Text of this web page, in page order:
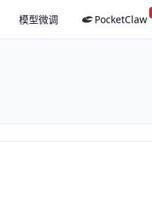
模型微调 PocketClaw